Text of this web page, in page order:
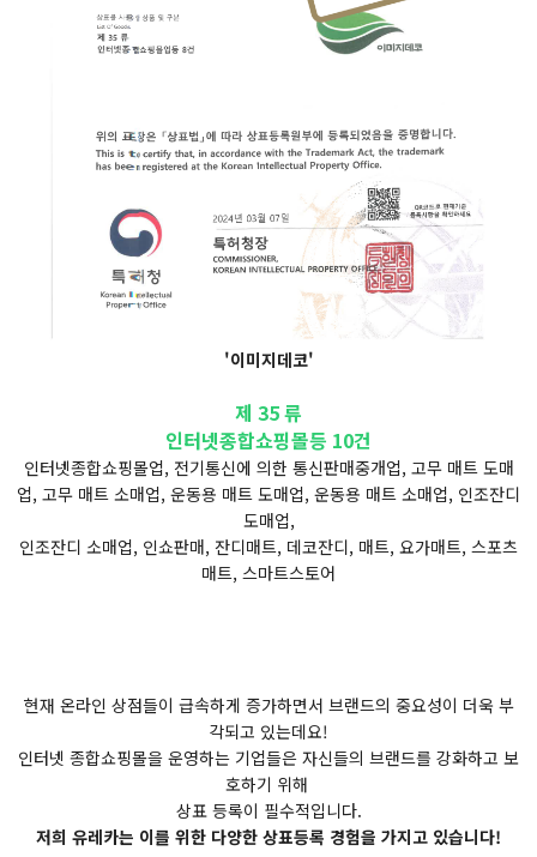
'이미지데코'
제 35 류
인터넷종합쇼핑몰등 10건
인터넷종합쇼핑몰업, 전기통신에 의한 통신판매중개업, 고무 매트 도매
업, 고무 매트 소매업, 운동용 매트 도매업, 운동용 매트 소매업, 인조잔디
도매업,
인조잔디 소매업, 인쇼판매, 잔디매트, 데코잔디, 매트, 요가매트, 스포츠
매트, 스마트스토어
현재 온라인 상점들이 급속하게 증가하면서 브랜드의 중요성이 더욱 부
각되고 있는데요!
인터넷 종합쇼핑몰을 운영하는 기업들은 자신들의 브랜드를 강화하고 보
호하기 위해
상표 등록이 필수적입니다.
저희 유레카는 이를 위한 다양한 상표등록 경험을 가지고 있습니다!